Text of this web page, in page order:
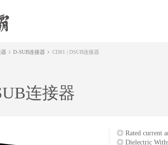
器 D-SUB连接器 CD81 | DSUB连接器
连接器
◎ Rated current
◎ Dielectric